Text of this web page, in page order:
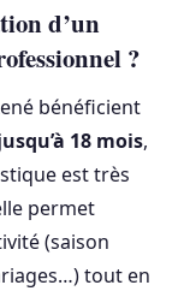
d’un
?
bénéficient
18 mois,
est très
permet
(saison
tout en